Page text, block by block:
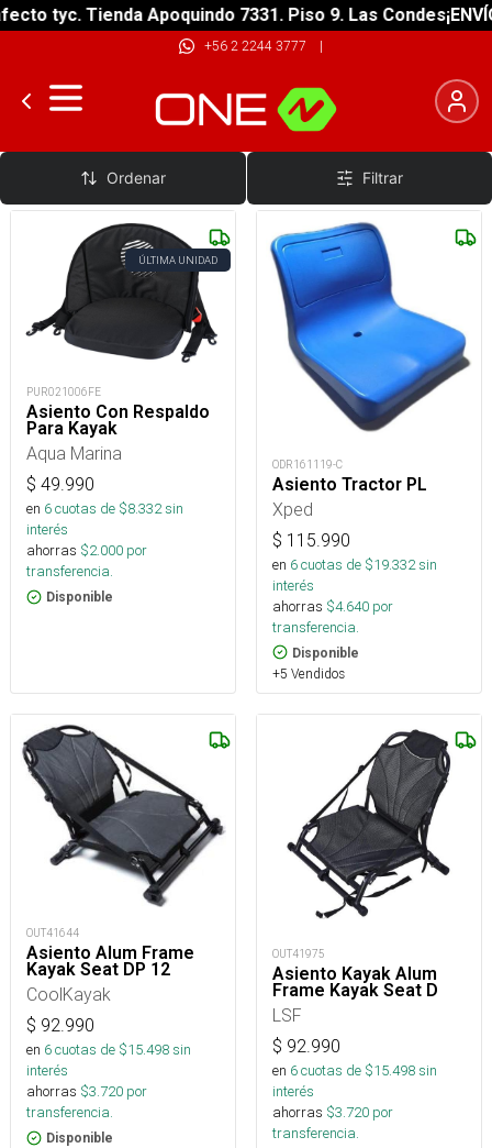
tyc. Tienda Apoquindo 7331. Piso 9. Las Condes
+56 2 2244 3777 |
Asientos Para Kayak
Ordenar Filtrar
ÚLTIMA UNIDAD
PUR021006FE
Asiento Con Respaldo
Para Kayak
Aqua Marina
$ 49.990
en 6cuotas de $8.332sin
interés
ahorras $2.000 por
transferencia.
Disponible
ODR161119-C
Asiento Tractor PL
Xped
$ 115.990
en 6cuotas de $19.332sin
interés
ahorras $4.640 por
transferencia.
Disponible
+5 Vendidos
OUT41644
Asiento Alum Frame
Kayak Seat DP 12
CoolKayak
$ 92.990
en 6cuotas de $15.498sin
interés
ahorras $3.720 por
transferencia.
Disponible
OUT41975
Asiento Kayak Alum
Frame Kayak Seat D
LSF
$ 92.990
en 6cuotas de $15.498sin
interés
ahorras $3.720 por
transferencia.